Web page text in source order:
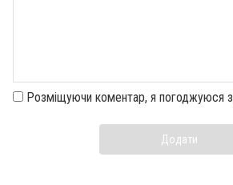
Розміщуючи коментар, я погоджуюся з
Додати